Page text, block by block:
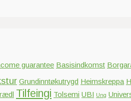
guarantee Basisindkomst
Grundinntøkutrygd Heimskreppa
Tilfeingi Tolsemi UBI Ung